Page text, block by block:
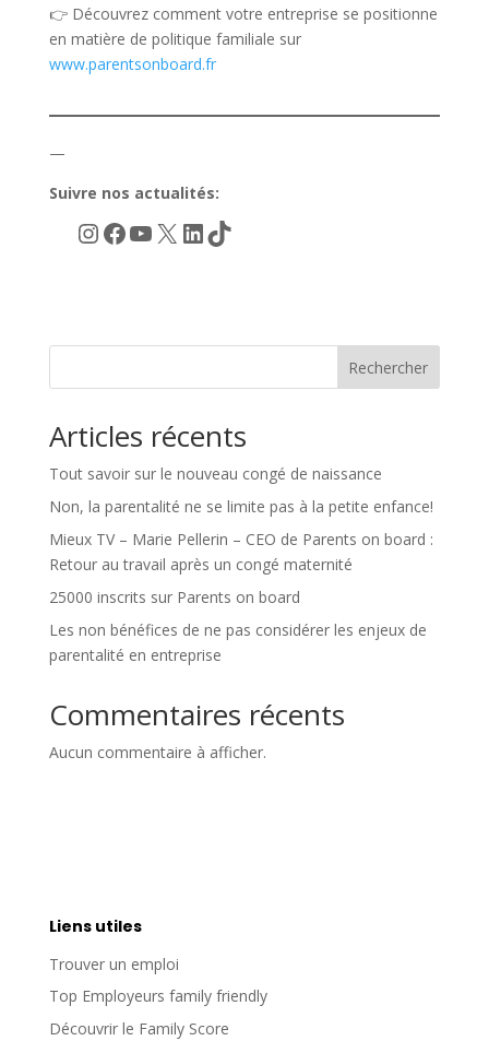
👉 Découvrez comment votre entreprise se positionne
en matière de politique familiale sur
www.parentsonboard.fr
—
Suivre nos actualités:
Instagram
Facebook
YouTube
X LinkedIn
TikTok
Rechercher
Articles récents
Tout savoir sur le nouveau congé de naissance
Non, la parentalité ne se limite pas à la petite enfance!
Mieux TV – Marie Pellerin – CEO de Parents on board :
Retour au travail après un congé maternité
25000 inscrits sur Parents on board
Les non bénéfices de ne pas considérer les enjeux de
parentalité en entreprise
Commentaires récents
Aucun commentaire à afficher.
Liens utiles
Trouver un emploi
Top Employeurs family friendly
Découvrir le Family Score